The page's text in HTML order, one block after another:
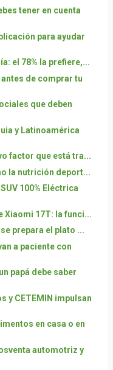
tener en cuenta
para ayudar
el 78% la prefiere,...
de comprar tu
que deben
y Latinoamérica
factor que está tra...
la nutrición deport...
100% Eléctrica
Xiaomi 17T: la funci...
prepara el plato ...
a paciente con
papá debe saber
y CETEMIN impulsan
en casa o en
automotriz y